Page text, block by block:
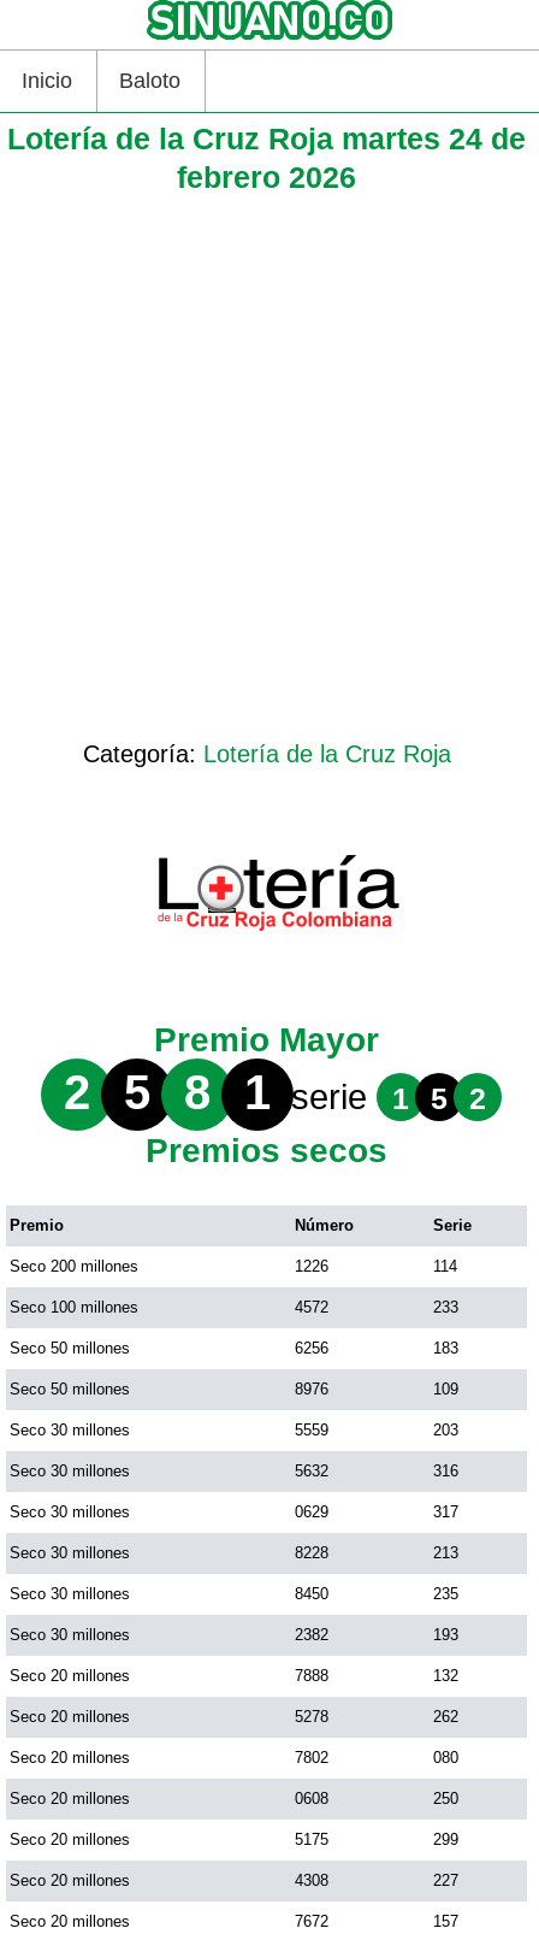
Inicio Baloto
Lotería de la Cruz Roja martes 24 de
febrero 2026
Categoría: Lotería de la Cruz Roja
Premio Mayor
2 5 8 1 serie 1 5 2
Premios secos
Premio Número Serie
Seco 200 millones 1226 114
Seco 100 millones 4572 233
Seco 50 millones 6256 183
Seco 50 millones 8976 109
Seco 30 millones 5559 203
Seco 30 millones 5632 316
Seco 30 millones 0629 317
Seco 30 millones 8228 213
Seco 30 millones 8450 235
Seco 30 millones 2382 193
Seco 20 millones 7888 132
Seco 20 millones 5278 262
Seco 20 millones 7802 080
Seco 20 millones 0608 250
Seco 20 millones 5175 299
Seco 20 millones 4308 227
Seco 20 millones 7672 157